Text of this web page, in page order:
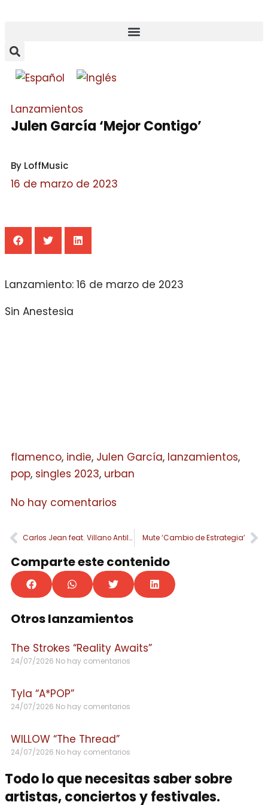
Lanzamientos
Julen García ‘Mejor Contigo’
By LoffMusic
16 de marzo de 2023
Lanzamiento: 16 de marzo de 2023
Sin Anestesia
flamenco, indie, Julen García, lanzamientos,
pop, singles 2023, urban
No hay comentarios
Carlos Jean feat. Villano Antillano ‘Kriptonita’ Mute ‘Cambio de Estrategia’
Comparte este contenido
Otros lanzamientos
The Strokes “Reality Awaits”
24/07/2026 No hay comentarios
Tyla “A*POP”
24/07/2026 No hay comentarios
WILLOW “The Thread”
24/07/2026 No hay comentarios
Todo lo que necesitas saber sobre
artistas, conciertos y festivales.